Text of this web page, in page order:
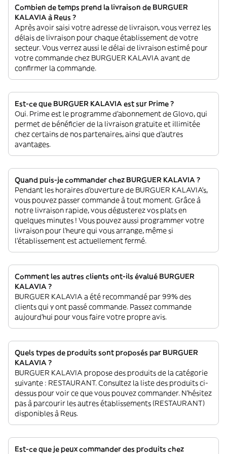
Combien de temps prend la livraison de BURGUER
KALAVIA à Reus ?
Après avoir saisi votre adresse de livraison, vous verrez les
délais de livraison pour chaque établissement de votre
secteur. Vous verrez aussi le délai de livraison estimé pour
votre commande chez BURGUER KALAVIA avant de
confirmer la commande.
Est-ce que BURGUER KALAVIA est sur Prime ?
Oui. Prime est le programme d’abonnement de Glovo, qui
permet de bénéficier de la livraison gratuite et illimitée
chez certains de nos partenaires, ainsi que d’autres
avantages.
Quand puis-je commander chez BURGUER KALAVIA ?
Pendant les horaires d'ouverture de BURGUER KALAVIA’s,
vous pouvez passer commande à tout moment. Grâce à
notre livraison rapide, vous dégusterez vos plats en
quelques minutes ! Vous pouvez aussi programmer votre
livraison pour l'heure qui vous arrange, même si
l'établissement est actuellement fermé.
Comment les autres clients ont-ils évalué BURGUER
KALAVIA ?
BURGUER KALAVIA a été recommandé par 99% des
clients qui y ont passé commande. Passez commande
aujourd'hui pour vous faire votre propre avis.
Quels types de produits sont proposés par BURGUER
KALAVIA ?
BURGUER KALAVIA propose des produits de la catégorie
suivante : RESTAURANT. Consultez la liste des produits ci-
dessus pour voir ce que vous pouvez commander. N'hésitez
pas à parcourir les autres établissements (RESTAURANT)
disponibles à Reus.
Est-ce que je peux commander des produits chez